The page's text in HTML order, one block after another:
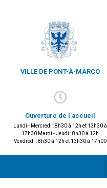
VILLE DE PONT-À-MARCQ
Ouverture de l'accueil
Lundi - Mercredi : 8h30 à 12h et 13h30 à
17h30 Mardi - Jeudi : 8h30 à 12h
Vendredi : 8h30 à 12h et 13h30 à 17h00